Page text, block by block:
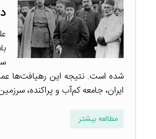
شده است. نتیجه این رهیافت‌ها
ایران، جامعه کم‌آب و پراکنده،
مطالعه بیشتر